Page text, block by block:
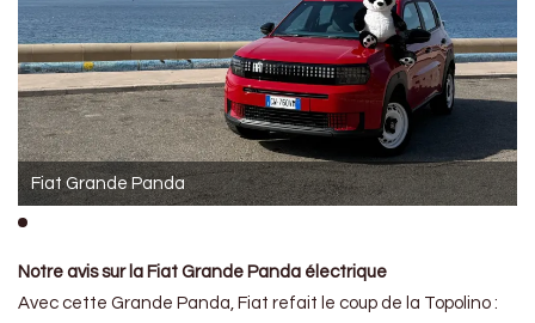
Fiat Grande Panda
Notre avis sur la Fiat Grande Panda électrique
Avec cette Grande Panda, Fiat refait le coup de la Topolino :